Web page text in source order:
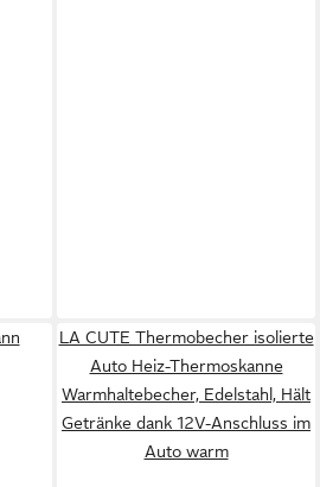
LA CUTE Thermobecher isolierte
Auto Heiz-Thermoskanne
Warmhaltebecher, Edelstahl, Hält
Getränke dank 12V-Anschluss im
Auto warm